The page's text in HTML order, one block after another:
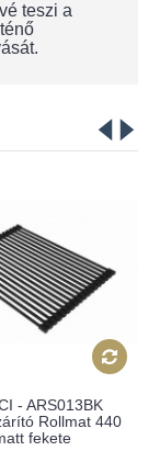
teszi a
- ARS013BK
Rollmat 440
fekete